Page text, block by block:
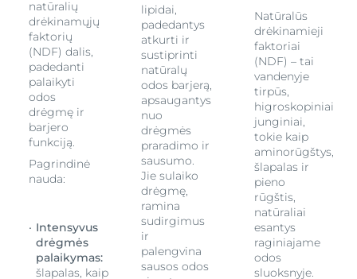
natūralių
drėkinamųjų
faktorių
(NDF) dalis,
padedanti
palaikyti
odos
drėgmę ir
barjero
funkciją.
Pagrindinė
nauda:
Intensyvus
drėgmės
palaikymas:
šlapalas, kaip
lipidai,
padedantys
atkurti ir
sustiprinti
natūralų
odos barjerą,
apsaugantys
nuo
drėgmės
praradimo ir
sausumo.
Jie sulaiko
drėgmę,
ramina
sudirgimus
ir
palengvina
sausos odos
Natūralūs
drėkinamieji
faktoriai
(NDF) – tai
vandenyje
tirpūs,
higroskopiniai
junginiai,
tokie kaip
aminorūgštys,
šlapalas ir
pieno
rūgštis,
natūraliai
esantys
raginiajame
odos
sluoksnyje.